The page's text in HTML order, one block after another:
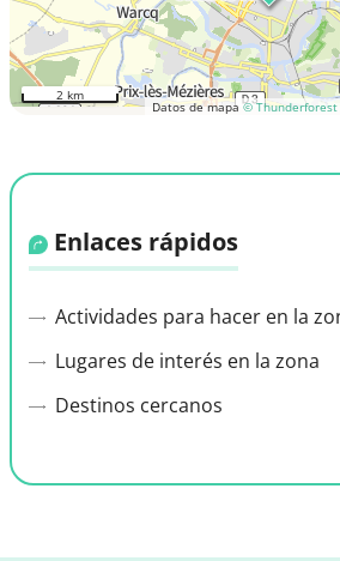
Datos de mapa© Thunderforest
2 km
Enlaces rápidos
Actividades para hacer en la
Lugares de interés en la zona
Destinos cercanos